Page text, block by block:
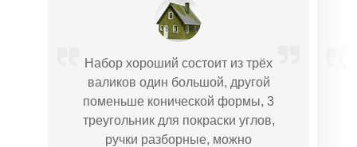
Набор хороший состоит из трёх
валиков один большой, другой
поменьше конической формы, 3
треугольник для покраски углов,
ручки разборные, можно